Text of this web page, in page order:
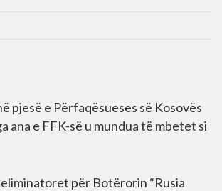
pjesë e Përfaqësueses së Kosovës
ana e FFK-së u mundua të mbetet si
për Botërorin “Rusia